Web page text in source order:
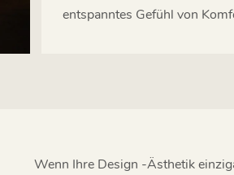
entspanntes Gefühl von
Wenn Ihre Design -Ästhetik